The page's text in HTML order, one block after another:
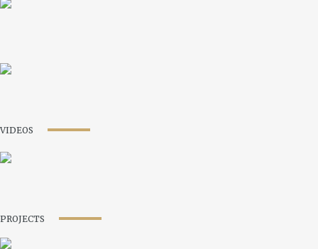
VIDEOS
PROJECTS